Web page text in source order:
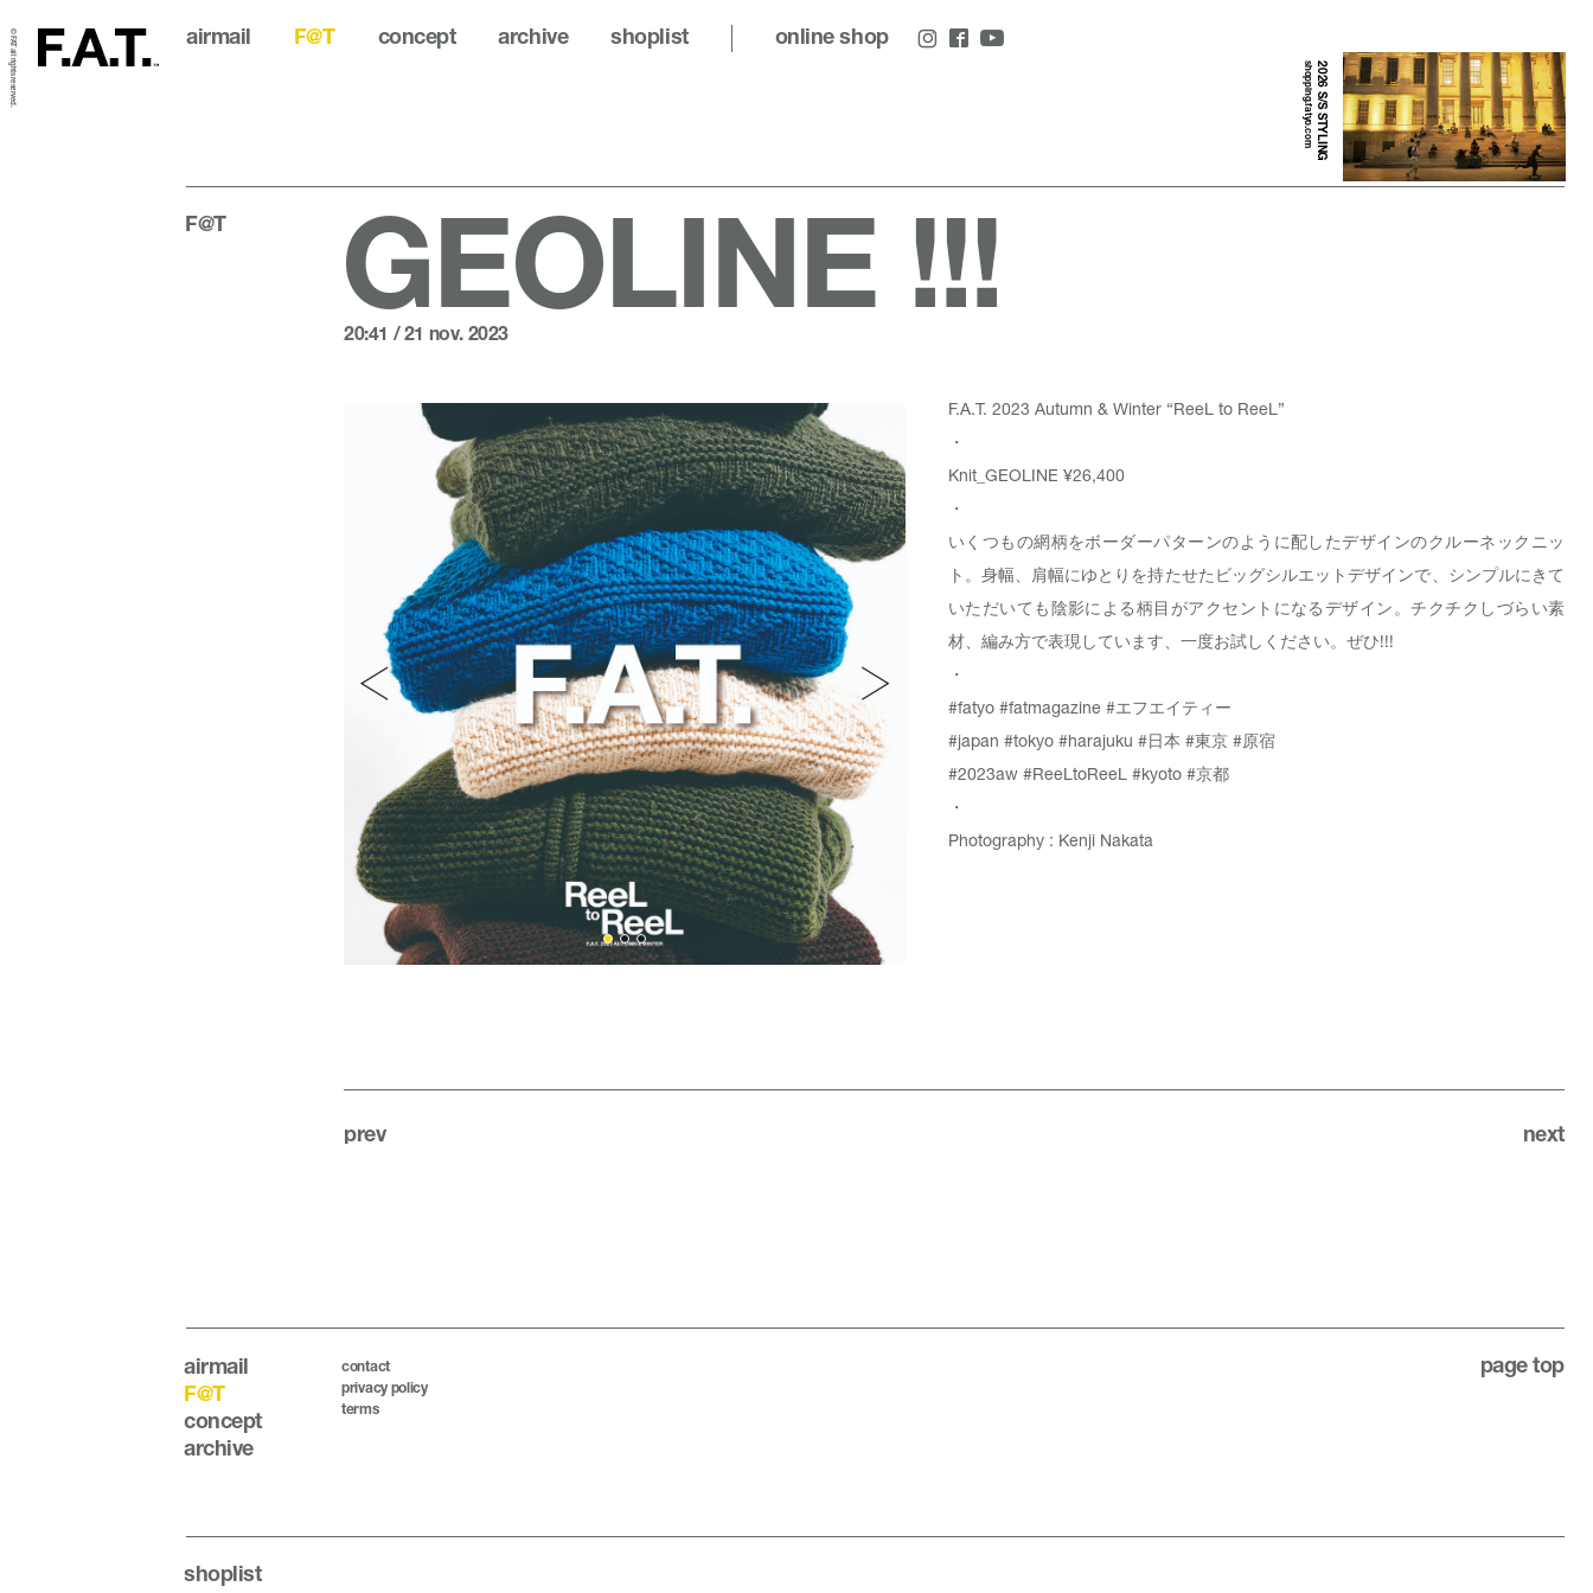
2026 S/S STYLING
shopping.fatyo.com
airmail F@T concept archive shoplist online shop
© FAT all rights reserved.
F@T GEOLINE !!!
20:41 / 21 nov. 2023
F.A.T. 2023 Autumn & Winter “ReeL to ReeL”
・
Knit_ GEOLINE ¥26,400
・
いくつもの網柄をボーダーパターンのように配したデザインのクルーネックニッ
ト。身幅、肩幅にゆとりを持たせたビッグシルエットデザインで、シンプルにきて
いただいても陰影による柄目がアクセントになるデザイン。チクチクしづらい素
材、編み方で表現しています、一度お試しください。ぜひ!!!
・
#fatyo #fatmagazine #エフエイティー
#japan #tokyo #harajuku #日本 #東京 #原宿
#2023aw #ReeLtoReeL #kyoto #京都
・
Photography : Kenji Nakata
prev next
airmail
F@T
concept
archive
contact
privacy policy
terms
page top
shoplist